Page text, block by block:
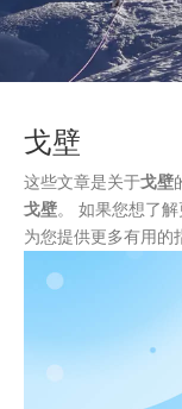
戈壁
这些文章是关于戈壁
戈壁。 如果您想了
为您提供更多有用的